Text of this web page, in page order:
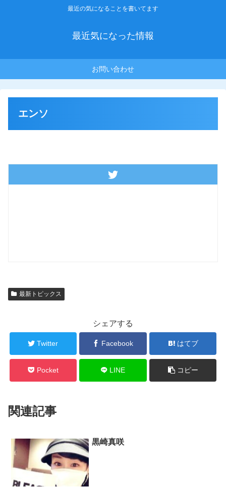
最近の気になることを書いてます
最近気になった情報
お問い合わせ
エンソ
最新トピックス
シェアする
Twitter Facebook はてブ
Pocket LINE コピー
関連記事
黒崎真咲